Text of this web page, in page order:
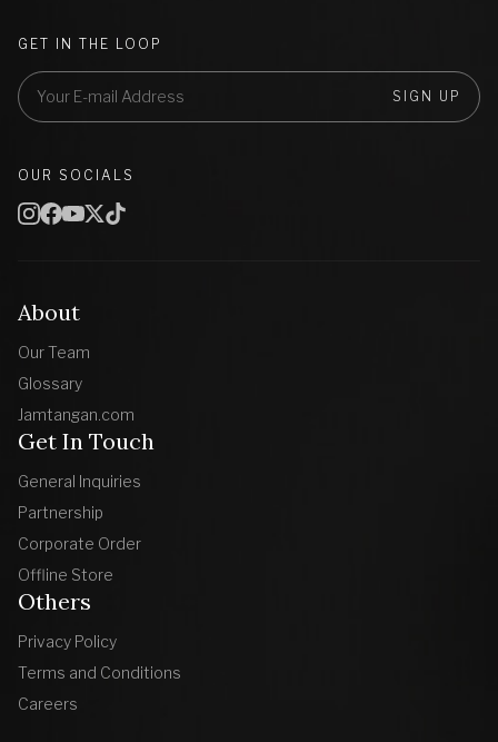
About
Our Team
Glossary
Jamtangan.com
Get In Touch
General Inquiries
Partnership
Corporate Order
Offline Store
Others
Privacy Policy
Terms and Conditions
Careers
GET IN THE LOOP
SIGN UP
OUR SOCIALS